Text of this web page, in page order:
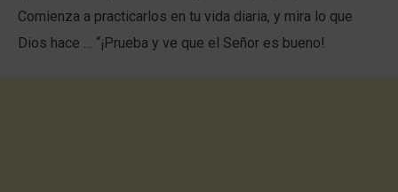
Comienza a practicarlos en tu vida diaria, y mira lo que
Dios hace … “¡Prueba y ve que el Señor es bueno!